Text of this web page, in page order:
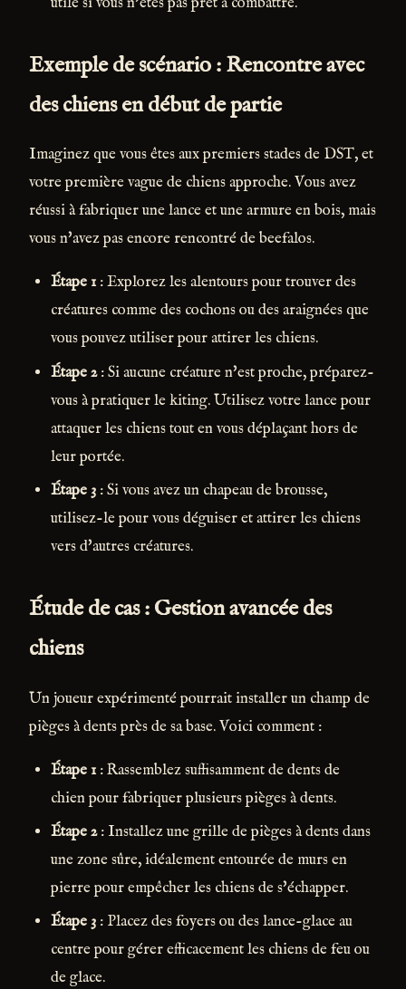
Exemple de scénario : Rencontre avec
des chiens en début de partie
Imaginez que vous êtes aux premiers stades de DST, et
votre première vague de chiens approche. Vous avez
réussi à fabriquer une lance et une armure en bois, mais
vous n'avez pas encore rencontré de beefalos.
Étape 1 : Explorez les alentours pour trouver des
créatures comme des cochons ou des araignées que
vous pouvez utiliser pour attirer les chiens.
Étape 2: Si aucune créature n'est proche, préparez-
vous à pratiquer le kiting. Utilisez votre lance pour
attaquer les chiens tout en vous déplaçant hors de
leur portée.
Étape 3 : Si vous avez un chapeau de brousse,
utilisez-le pour vous déguiser et attirer les chiens
vers d'autres créatures.
Étude de cas : Gestion avancée des
chiens
Un joueur expérimenté pourrait installer un champ de
pièges à dents près de sa base. Voici comment :
Étape 1 : Rassemblez suffisamment de dents de
chien pour fabriquer plusieurs pièges à dents.
Étape 2: Installez une grille de pièges à dents dans
une zone sûre, idéalement entourée de murs en
pierre pour empêcher les chiens de s'échapper.
Étape 3 : Placez des foyers ou des lance-glace au
centre pour gérer efficacement les chiens de feu ou
de glace.